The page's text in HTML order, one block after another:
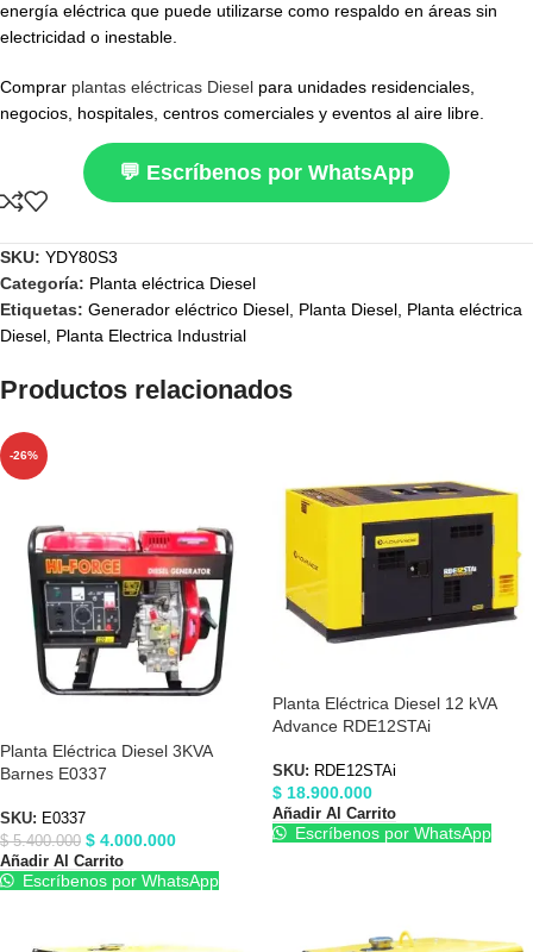
energía eléctrica que puede utilizarse como respaldo en áreas sin
electricidad o inestable.
Comprar plantas eléctricas Diesel para unidades residenciales,
negocios, hospitales, centros comerciales y eventos al aire libre.
💬 Escríbenos por WhatsApp
SKU: YDY80S3
Categoría: Planta eléctrica Diesel
Etiquetas: Generador eléctrico Diesel Planta Diesel Planta eléctrica
Diesel Planta Electrica Industrial
Productos relacionados
-26%
Planta Eléctrica Diesel 3KVA
Barnes E0337
SKU: E0337
$5.400.000 $ 4.000.000
Añadir Al Carrito
Escríbenos por WhatsApp
Planta Eléctrica Diesel 12 kVA
Advance RDE12STAi
SKU: RDE12STAi
$ 18.900.000
Añadir Al Carrito
Escríbenos por WhatsApp